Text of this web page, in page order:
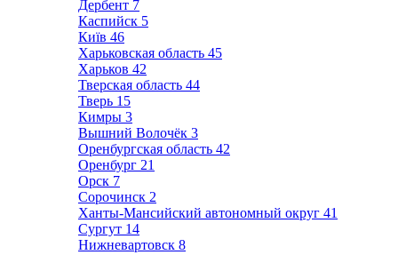
Дербент 7
Каспийск 5
Київ 46
Харьковская область 45
Харьков 42
Тверская область 44
Тверь 15
Кимры 3
Вышний Волочёк 3
Оренбургская область 42
Оренбург 21
Орск 7
Сорочинск 2
Ханты-Мансийский автономный округ 41
Сургут 14
Нижневартовск 8